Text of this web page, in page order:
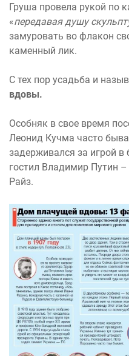
Груша провела рукой по
«передавая душу
замуровать во флакон
каменный лик.
С тех пор усадьба и
вдовы.
Особняк в свое время
Леонид Кучма часто
задерживался за игрой
гостил Владимир Путин
Райз.